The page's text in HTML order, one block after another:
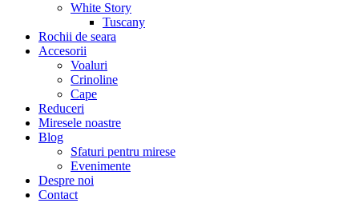
White Story
Tuscany
Rochii de seara
Accesorii
Voaluri
Crinoline
Cape
Reduceri
Miresele noastre
Blog
Sfaturi pentru mirese
Evenimente
Despre noi
Contact